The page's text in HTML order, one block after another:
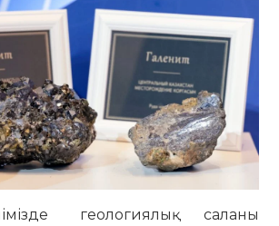
геологиялық саланы